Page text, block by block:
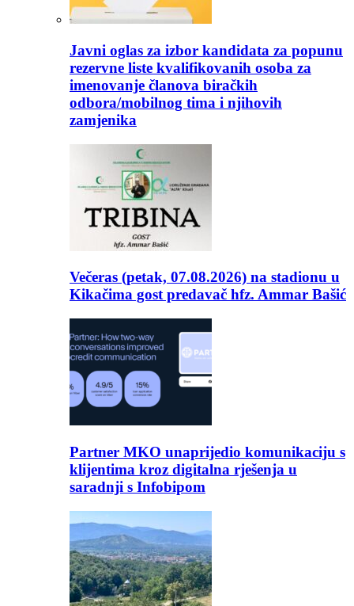
Javni oglas za izbor kandidata za popunu
rezervne liste kvalifikovanih osoba za
imenovanje članova biračkih
odbora/mobilnog tima i njihovih
zamjenika
Večeras (petak, 07.08.2026) na stadionu u
Kikačima gost predavač hfz. Ammar Bašić
Partner MKO unaprijedio komunikaciju s
klijentima kroz digitalna rješenja u
saradnji s Infobipom